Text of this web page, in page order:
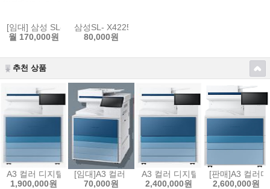
[임대] 삼성 SL-X7400LX (A3) 초고속 칼라복합기 분당 칼라40매 흑백
월 170,000원
삼성SL- X4225RX (A3) 칼라복합기임대(팩스포함)
80,000원
추천 상품
A3 컬러 디지털 복합기 MX5 시리즈 SL-X5230NR (A3) 칼라복합기 분
1,900,000원
[임대]A3 컬러 디지털 복합기 MX5 시리즈 SL-
70,000원
A3 컬러 디지털 복합기 MX6 시
2,400,000원
[판매]A3 컬러
2,600,000원